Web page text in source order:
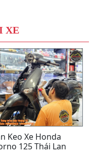
XE
Keo Xe Honda
125 Thái Lan